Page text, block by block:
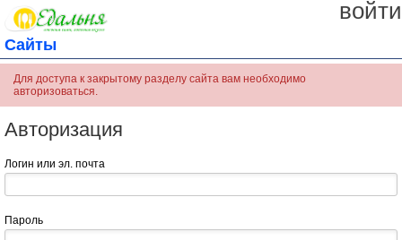
войти
Сайты
Для доступа к закрытому разделу сайта вам необходимо
авторизоваться.
Авторизация
Логин или эл. почта
Пароль